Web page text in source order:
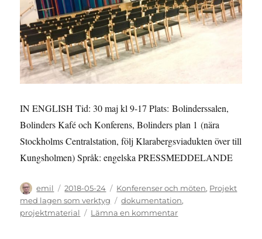
IN ENGLISH Tid: 30 maj kl 9-17 Plats: Bolinderssalen,
Bolinders Kafé och Konferens, Bolinders plan 1 (nära
Stockholms Centralstation, följ Klarabergsviadukten över till
Kungsholmen) Språk: engelska PRESSMEDDELANDE
Författare
emil
Publicerat
den
2018-05-24 Kategorier
Konferenser och möten, Projekt
med lagen som verktyg
Etiketter
dokumentation,
projektmaterial
Lämna en kommentartill